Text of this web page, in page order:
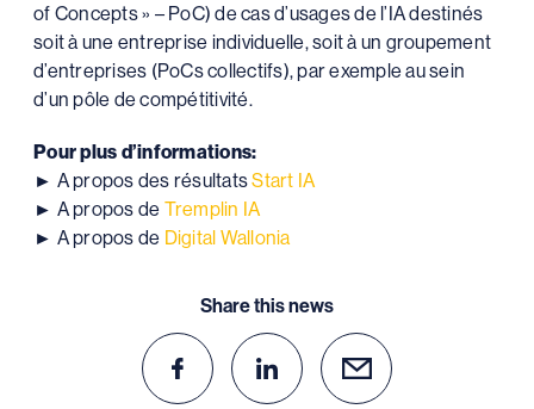
of Concepts » – PoC) de cas d’usages de l’IA destinés
soit à une entreprise individuelle, soit à un groupement
d’entreprises (PoCs collectifs), par exemple au sein
d’un pôle de compétitivité.
Pour plus d’informations:
► A propos des résultatsStart IA
► A propos de Tremplin IA
► A propos de Digital Wallonia
Share this news